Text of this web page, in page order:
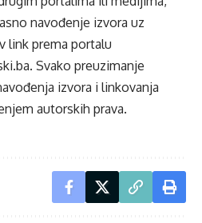
navođenje izvora uz
link prema portalu
. Svako preuzimanje
izvora i linkovanja
autorskih prava.